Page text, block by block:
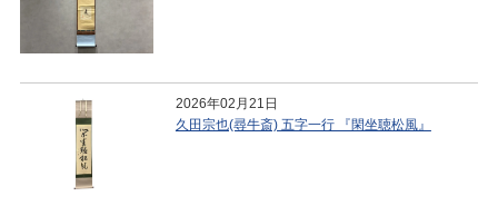
2026年02月21日
久田宗也(尋牛斎) 五字一行 『閑坐聴松風』